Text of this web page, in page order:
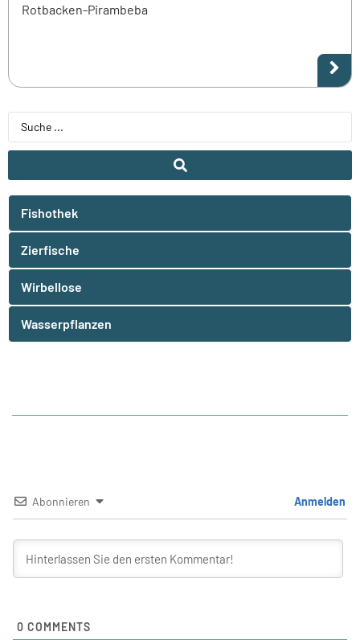
Rotbacken-Pirambeba
Fishothek
Zierfische
Wirbellose
Wasserpflanzen
Abonnieren Anmelden
0 COMMENTS